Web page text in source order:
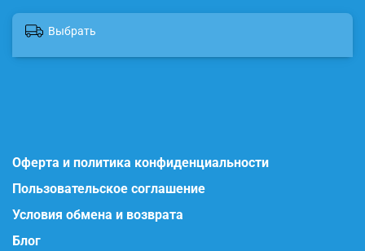
Выбрать
Оферта и политика конфиденциальности
Пользовательское соглашение
Условия обмена и возврата
Блог